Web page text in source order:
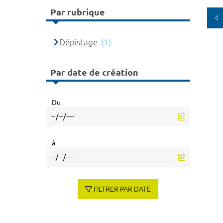
Par rubrique
Dépistage (1)
Par date de création
Du
à
FILTRER PAR DATE